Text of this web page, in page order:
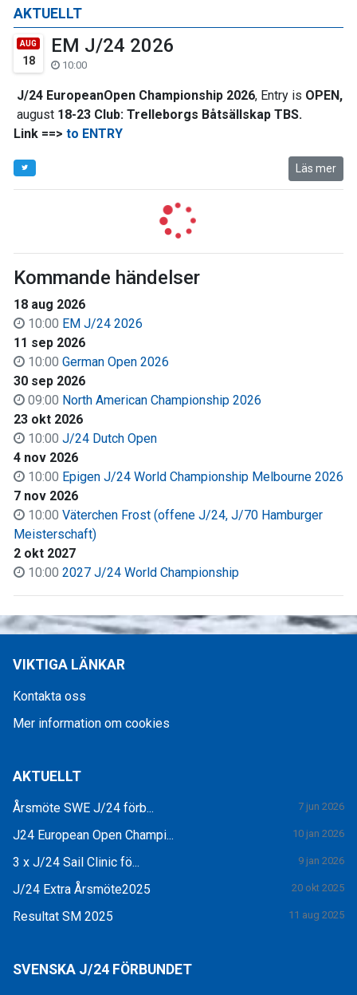
AKTUELLT
AUG
18
EM J/24 2026
10:00
J/24 EuropeanOpen Championship 2026, Entry is OPEN,
august 18-23 Club: Trelleborgs Båtsällskap TBS.
Link ==> to ENTRY
Läs mer
Kommande händelser
18 aug 2026
10:00 EM J/24 2026
11 sep 2026
10:00 German Open 2026
30 sep 2026
09:00 North American Championship 2026
23 okt 2026
10:00 J/24 Dutch Open
4 nov 2026
10:00 Epigen J/24 World Championship Melbourne 2026
7 nov 2026
10:00 Väter­chen Frost (offene J/24, J/70 Hamburger
Meisterschaft)
2 okt 2027
10:00 2027 J/24 World Championship
VIKTIGA LÄNKAR
Kontakta oss
Mer information om cookies
AKTUELLT
Årsmöte SWE J/24 förb... 7 jun 2026
J24 European Open Champi... 10 jan 2026
3 x J/24 Sail Clinic fö... 9 jan 2026
J/24 Extra Årsmöte2025 20 okt 2025
Resultat SM 2025 11 aug 2025
SVENSKA J/24 FÖRBUNDET